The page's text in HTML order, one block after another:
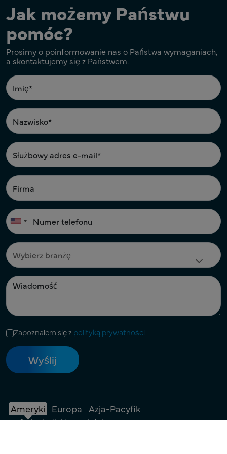
Jak możemy Państwu
pomóc?
Prosimy o poinformowanie nas o Państwa wymaganiach,
a skontaktujemy się z Państwem.
Zapoznałem się z polityką prywatności
Ameryki Europa Azja-Pacyfik
Afryka i Bliski Wschód